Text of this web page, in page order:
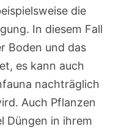
die
In diesem Fall
Boden und das
es kann auch
nachträglich
Auch Pflanzen
Düngen in ihrem